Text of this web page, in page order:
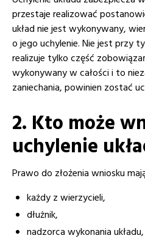
przestaje realizować
układ nie jest wykonywany,
o jego uchylenie. Nie jest przy
realizuje tylko część
wykonywany w całości i to
zaniechania, powinien zostać
2. Kto może
uchylenie
Prawo do złożenia wniosku
każdy z wierzycieli,
dłużnik,
nadzorca wykonania układu,